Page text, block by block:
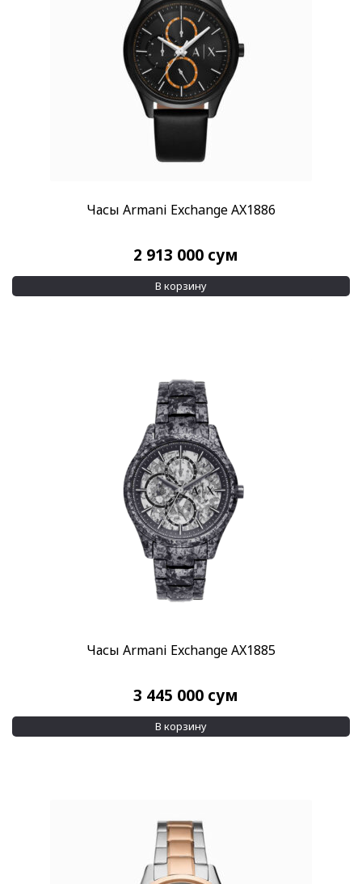
Часы Armani Exchange AX1886
2 913 000 сум
В корзину
Часы Armani Exchange AX1885
3 445 000 сум
В корзину